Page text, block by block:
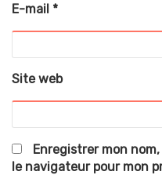
E-mail *
Site web
Enregistrer mon
le navigateur pour mon